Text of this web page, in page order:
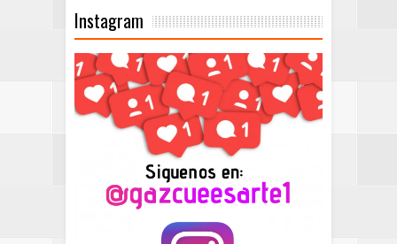
Instagram